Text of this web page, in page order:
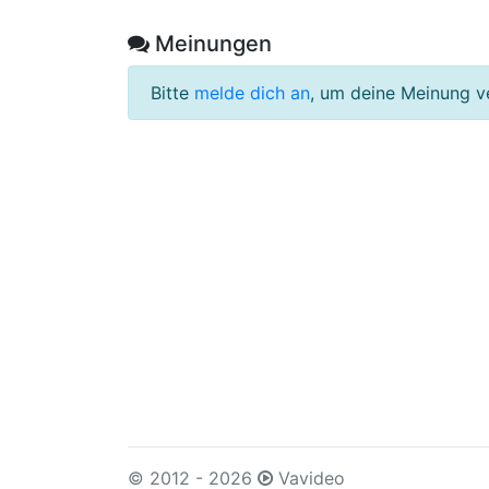
Meinungen
Bitte melde dich an, um deine Meinung
© 2012 - 2026 Vavideo